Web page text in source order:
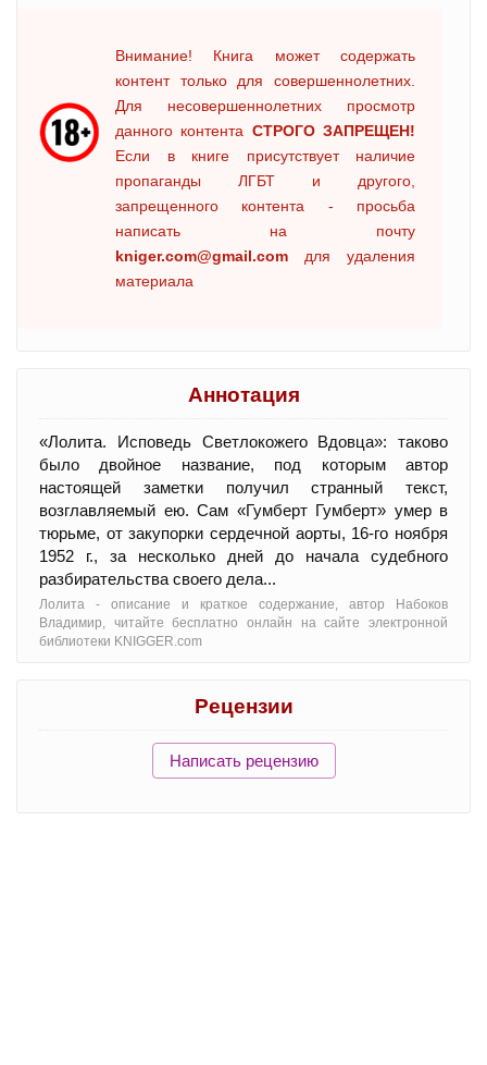
Внимание! Книга может содержать
контент только для совершеннолетних.
Для несовершеннолетних просмотр
данного контента СТРОГО ЗАПРЕЩЕН!
Если в книге присутствует наличие
пропаганды ЛГБТ и другого,
запрещенного контента - просьба
написать на почту
kniger.com@gmail.com для удаления
материала
Аннотация
«Лолита. Исповедь Светлокожего Вдовца»: таково
было двойное название, под которым автор
настоящей заметки получил странный текст,
возглавляемый ею. Сам «Гумберт Гумберт» умер в
тюрьме, от закупорки сердечной аорты, 16-го ноября
1952 г., за несколько дней до начала судебного
разбирательства своего дела...
Лолита - oписание и краткое содержание, автор Набоков
Владимир, читайте бесплатно онлайн на сайте электронной
библиотеки KNIGGER.com
Рецензии
Написать рецензию